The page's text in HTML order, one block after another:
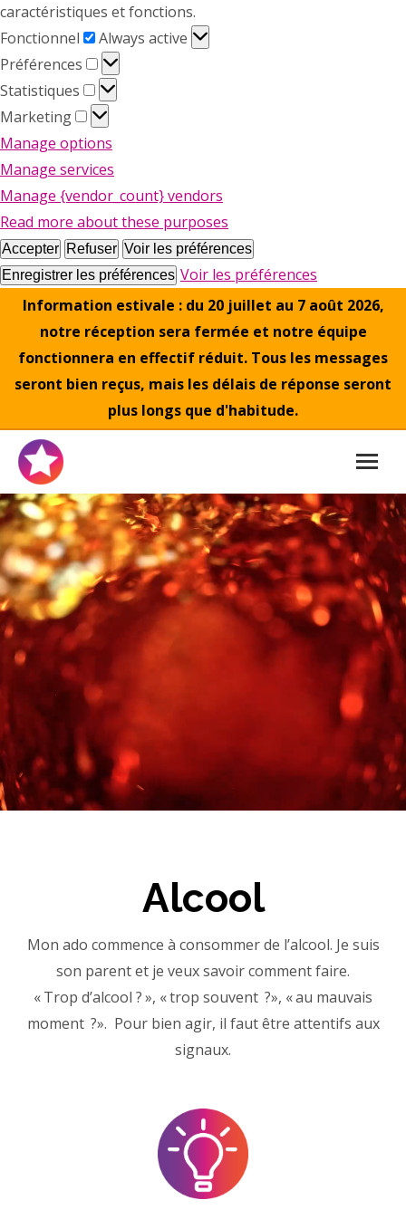
caractéristiques et fonctions.
Fonctionnel
Fonctionnel
Always active
Préférences
Préférences
Statistiques
Statistiques
Marketing
Marketing
Manage options
Manage services
Manage {vendor_count} vendors
Read more about these purposes
Accepter Refuser Voir les préférences
Enregistrer les préférences Voir les préférences
Information estivale : du 20 juillet au 7 août 2026,
notre réception sera fermée et notre équipe
fonctionnera en effectif réduit. Tous les messages
seront bien reçus, mais les délais de réponse seront
plus longs que d'habitude.
Alcool
Mon ado commence à consommer de l’alcool. Je suis
son parent et je veux savoir comment faire.
« Trop d’alcool ? », « trop souvent ?», « au mauvais
moment ?». Pour bien agir, il faut être attentifs aux
signaux.